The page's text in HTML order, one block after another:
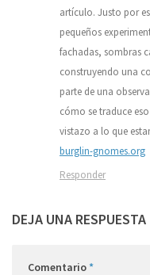
artículo. Justo por
pequeños
fachadas, sombras
construyendo una
parte de una
cómo se traduce
vistazo a lo que
burglin-gnomes.org
Responder
DEJA UNA RESPUESTA
Comentario*